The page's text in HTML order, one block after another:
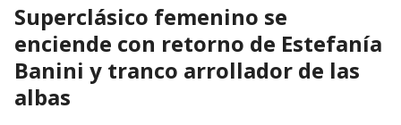
Superclásico femenino se
enciende con retorno de Estefanía
Banini y tranco arrollador de las
albas